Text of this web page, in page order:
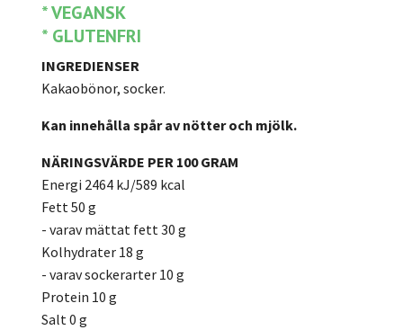
* VEGANSK
* GLUTENFRI
INGREDIENSER
Kakaobönor, socker.
Kan innehålla spår av nötter och mjölk.
NÄRINGSVÄRDE PER 100 GRAM
Energi 2464 kJ/589 kcal
Fett 50 g
- varav mättat fett 30 g
Kolhydrater 18 g
- varav sockerarter 10 g
Protein 10 g
Salt 0 g